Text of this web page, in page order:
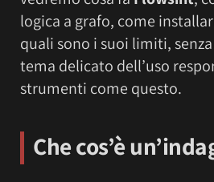
logica a grafo, come
quali sono i suoi limiti,
tema delicato dell’uso
strumenti come questo.
Che cos’è